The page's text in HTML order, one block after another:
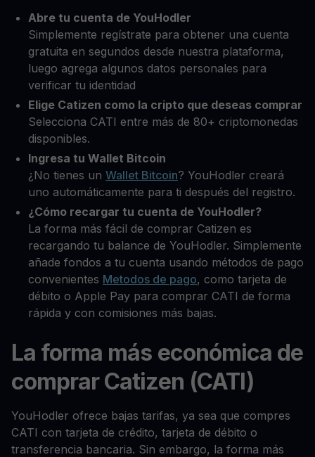
Abre tu cuenta de YouHodler
Simplemente regístrate para obtener una cuenta
gratuita en segundos desde nuestra plataforma,
luego agrega algunos datos personales para
verificar tu identidad
Elige Catizen como la cripto que deseas comprar
Selecciona CATI entre más de 80+ criptomonedas
disponibles.
Ingresa tu Wallet Bitcoin
¿No tienes un Wallet Bitcoin? YouHodler creará
uno automáticamente para ti después del registro.
¿Cómo recargar tu cuenta de YouHodler?
La forma más fácil de comprar Catizen es
recargando tu balance de YouHodler. Simplemente
añade fondos a tu cuenta usando métodos de pago
convenientes Metodos de pago, como tarjeta de
débito o Apple Pay para comprar CATI de forma
rápida y con comisiones más bajas.
La forma más económica de
comprar Catizen (CATI)
YouHodler ofrece bajas tarifas, ya sea que compres
CATI con tarjeta de crédito, tarjeta de débito o
transferencia bancaria. Sin embargo, la forma más